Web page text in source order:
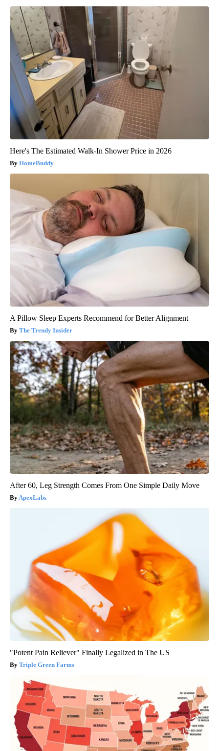
Here's The Estimated Walk-In Shower Price in 2026
HomeBuddy
A Pillow Sleep Experts Recommend for Better Alignment
The Trendy Insider
After 60, Leg Strength Comes From One Simple Daily Move
ApexLabs
"Potent Pain Reliever" Finally Legalized in The US
Triple Green Farms